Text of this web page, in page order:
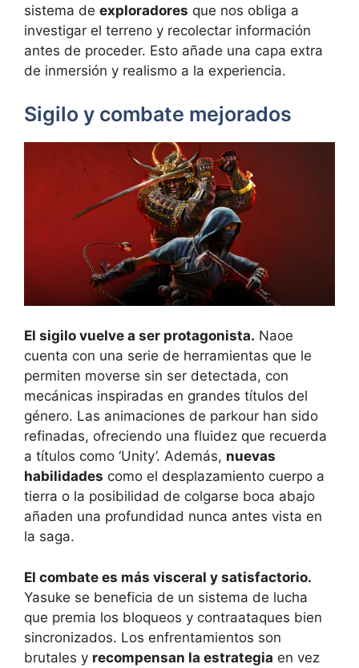
sistema de exploradores que nos obliga a
investigar el terreno y recolectar información
antes de proceder. Esto añade una capa extra
de inmersión y realismo a la experiencia.
Sigilo y combate mejorados
El sigilo vuelve a ser protagonista. Naoe
cuenta con una serie de herramientas que le
permiten moverse sin ser detectada, con
mecánicas inspiradas en grandes títulos del
género. Las animaciones de parkour han sido
refinadas, ofreciendo una fluidez que recuerda
a títulos como ‘Unity’. Además, nuevas
habilidades como el desplazamiento cuerpo a
tierra o la posibilidad de colgarse boca abajo
añaden una profundidad nunca antes vista en
la saga.
El combate es más visceral y satisfactorio.
Yasuke se beneficia de un sistema de lucha
que premia los bloqueos y contraataques bien
sincronizados. Los enfrentamientos son
brutales y recompensan la estrategia en vez